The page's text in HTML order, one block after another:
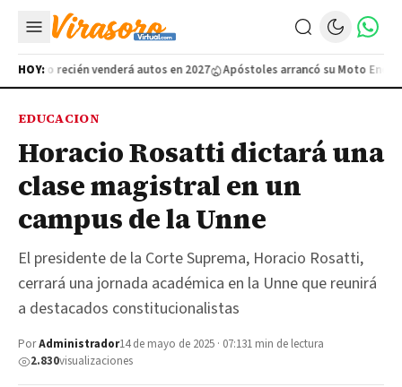
HOY:
pero recién venderá autos en 2027 Apóstoles arrancó su Moto
EDUCACION
Horacio Rosatti dictará una
clase magistral en un
campus de la Unne
El presidente de la Corte Suprema, Horacio Rosatti,
cerrará una jornada académica en la Unne que reunirá
a destacados constitucionalistas
PorAdministrador14 de mayo de 2025 · 07:131 min de lectura
2.830visualizaciones